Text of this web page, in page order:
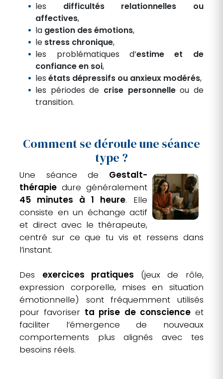
les difficultés relationnelles ou
affectives,
la gestion des émotions,
le stress chronique,
les problématiques d’estime et de
confiance en soi,
lesétats dépressifs ou anxieux modérés,
les périodes de crise personnelleou de
transition.
Comment se déroule une séance
type ?
Une séance de Gestalt-
thérapie dure généralement
45 minutes à 1 heure. Elle
consiste en un échange actif
et direct avec le thérapeute,
centré sur ce que tu vis et ressens dans
l’instant.
Des exercices pratiques (jeux de rôle,
expression corporelle, mises en situation
émotionnelle) sont fréquemment utilisés
pour favoriser ta prise de conscienceet
faciliter l’émergence de nouveaux
comportements plus alignés avec tes
besoins réels.